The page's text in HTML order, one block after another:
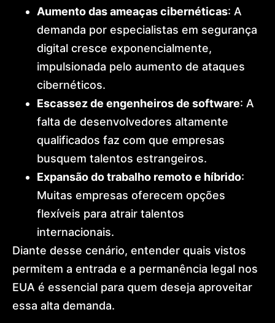
Aumento das ameaças cibernéticas: A
demanda por especialistas em segurança
digital cresce exponencialmente,
impulsionada pelo aumento de ataques
cibernéticos.
Escassez de engenheiros de software: A
falta de desenvolvedores altamente
qualificados faz com que empresas
busquem talentos estrangeiros.
Expansão do trabalho remoto e híbrido:
Muitas empresas oferecem opções
flexíveis para atrair talentos
internacionais.
Diante desse cenário, entender quais vistos
permitem a entrada e a permanência legal nos
EUA é essencial para quem deseja aproveitar
essa alta demanda.